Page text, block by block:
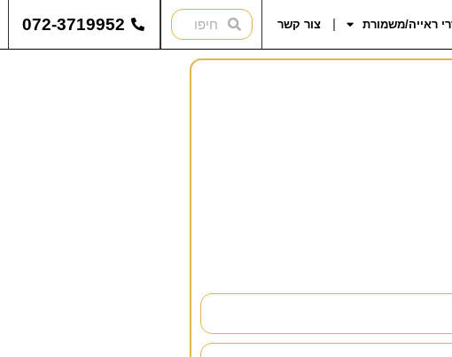
ראייה/משמורת צור קשר 072-3719952